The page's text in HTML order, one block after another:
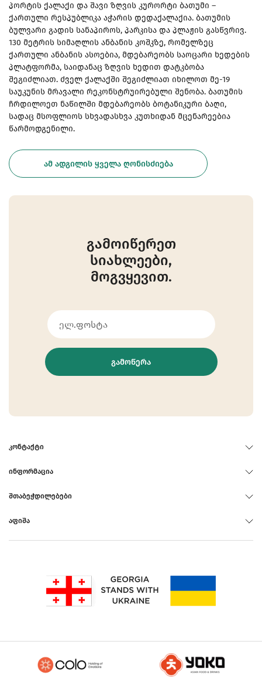
პორტის ქალაქი და შავი ზღვის კურორტი ბათუმი –
ქართული რესპუბლიკა აჭარის დედაქალაქია. ბათუმის
ბულვარი გადის სანაპიროს, პარკისა და პლაჟის გასწვრივ.
130 მეტრის სიმაღლის ანბანის კოშკზე, რომელზეც
ქართული ანბანის ასოებია, მდებარეობს საოცარი ხედების
პლატფორმა, საიდანაც ზღვის ხედით დატკბობა
შეგიძლიათ. ძველ ქალაქში შეგიძლიათ იხილოთ მე-19
საუკუნის მრავალი რეკონსტრუირებული შენობა. ბათუმის
ჩრდილოეთ ნაწილში მდებარეობს ბოტანიკური ბაღი,
სადაც მსოფლიოს სხვადასხვა კუთხიდან მცენარეებია
წარმოდგენილი.
ᲐᲛ ᲐᲓᲒᲘᲚᲘᲡ ᲧᲕᲔᲚᲐ ᲦᲝᲜᲘᲡᲫᲘᲔᲑᲐ
გამოიწერეთ
სიახლეები,
მოგვყევით.
ᲒᲐᲛᲝᲬᲔᲠᲐ
ᲙᲝᲜᲢᲐᲥᲢᲘ
ᲘᲜᲤᲝᲠᲛᲐᲪᲘᲐ
ᲨᲗᲐᲑᲔᲭᲓᲘᲚᲔᲑᲔᲑᲘ
ᲐᲤᲘᲨᲐ